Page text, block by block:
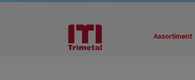
Assortiment